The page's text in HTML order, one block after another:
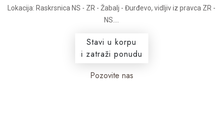
Lokacija: Raskrsnica NS - ZR - Žabalj - Đurđevo, vidljiv iz pravca ZR -
NS....
Stavi u korpu
i zatraži ponudu
Pozovite nas